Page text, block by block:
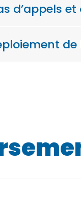
d’appels
de